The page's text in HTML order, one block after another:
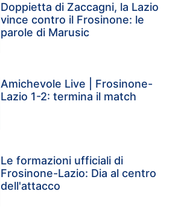
Doppietta di Zaccagni, la Lazio
vince contro il Frosinone: le
parole di Marusic
Amichevole Live | Frosinone-
Lazio 1-2: termina il match
Le formazioni ufficiali di
Frosinone-Lazio: Dia al centro
dell'attacco